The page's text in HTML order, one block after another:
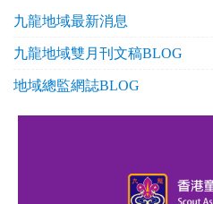
九龍地域最新消息
九龍地域雙月刊文稿BLOG
地域總監網誌BLOG